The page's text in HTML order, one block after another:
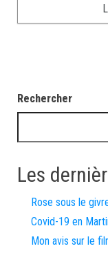
Rechercher
Les
Rose sous le
Covid-19 en
Mon avis sur le